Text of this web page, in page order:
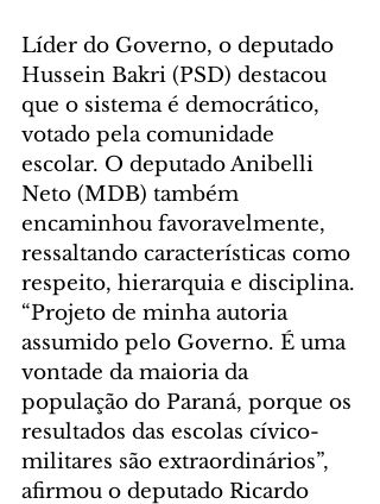
Líder do Governo, o deputado
Hussein Bakri (PSD) destacou
que o sistema é democrático,
votado pela comunidade
escolar. O deputado Anibelli
Neto (MDB) também
encaminhou favoravelmente,
ressaltando características como
respeito, hierarquia e disciplina.
“Projeto de minha autoria
assumido pelo Governo. É uma
vontade da maioria da
população do Paraná, porque os
resultados das escolas cívico-
militares são extraordinários”,
afirmou o deputado Ricardo